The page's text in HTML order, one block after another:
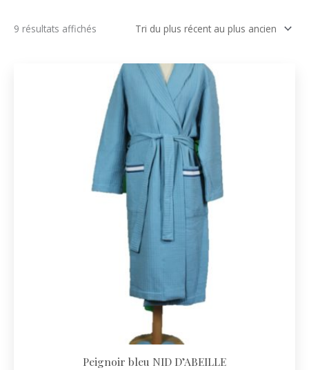
9 résultats affichés
ancien
Peignoir bleu NID D’ABEILLE